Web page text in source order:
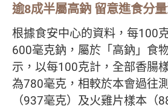
逾8成半屬高鈉 留意進食分
根據食安中心的資料，每100
600毫克鈉，屬於「高鈉」食
示，以每100克計，全部香腸
為780毫克，相較於本會過往
（937毫克）及火雞片樣本（